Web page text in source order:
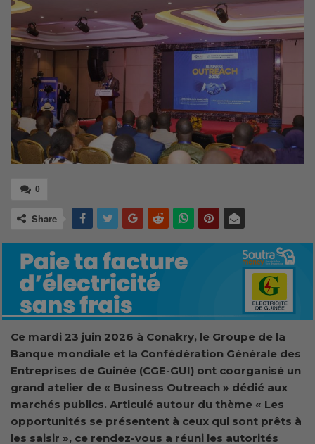
0
Share
Ce mardi 23 juin 2026 à Conakry, le Groupe de la
Banque mondiale et la Confédération Générale des
Entreprises de Guinée (CGE-GUI) ont coorganisé un
grand atelier de « Business Outreach » dédié aux
marchés publics. Articulé autour du thème « Les
opportunités se présentent à ceux qui sont prêts à
les saisir », ce rendez-vous a réuni les autorités